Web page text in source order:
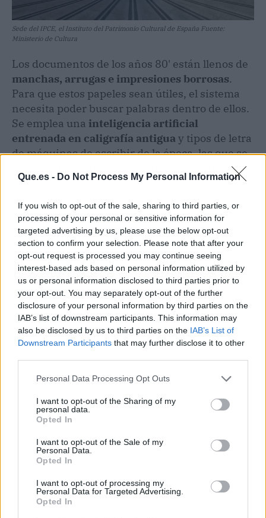
Que.es - Do Not Process My Personal Information
If you wish to opt-out of the sale, sharing to third parties, or
processing of your personal or sensitive information for
targeted advertising by us, please use the below opt-out
section to confirm your selection. Please note that after your
opt-out request is processed you may continue seeing
interest-based ads based on personal information utilized by
us or personal information disclosed to third parties prior to
your opt-out. You may separately opt-out of the further
disclosure of your personal information by third parties on the
IAB’s list of downstream participants. This information may
also be disclosed by us to third parties on the IAB’s List of
Downstream Participants that may further disclose it to other
Personal Data Processing Opt Outs
I want to opt-out of the Sharing of my
personal data.
Opted In
I want to opt-out of the Sale of my
Personal Data.
Opted In
I want to opt-out of processing my
Personal Data for Targeted Advertising.
Opted In
Sede del IPCE, el Instituto del Patrimonio Cultural de España Fuente:
Ministerio de Cultura
Los documentos de los años 80' están llenos de
manchas, arrugas e impresiones borrosas.
Para que estos papeles sean útiles, el sistema
necesita poder buscar palabras dentro de ellos.
Se emplea una inteligencia artificial
entrenada en caligrafía antigua y tipos de letra
de máquinas de escribir de la época, las que se
usaban en los cuarteles y ministerios en 1981.